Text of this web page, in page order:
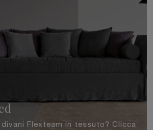
Flexteam in tessuto? Clicca